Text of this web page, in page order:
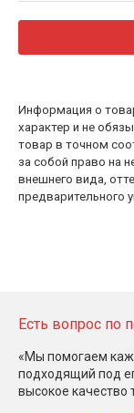
Информация о
характер и не
товар в точном
за собой право на
внешнего вида,
предварительного
Есть вопрос по
«Мы помогаем
подходящий под
высокое качество